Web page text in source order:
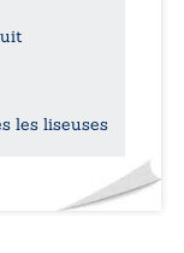
les liseuses